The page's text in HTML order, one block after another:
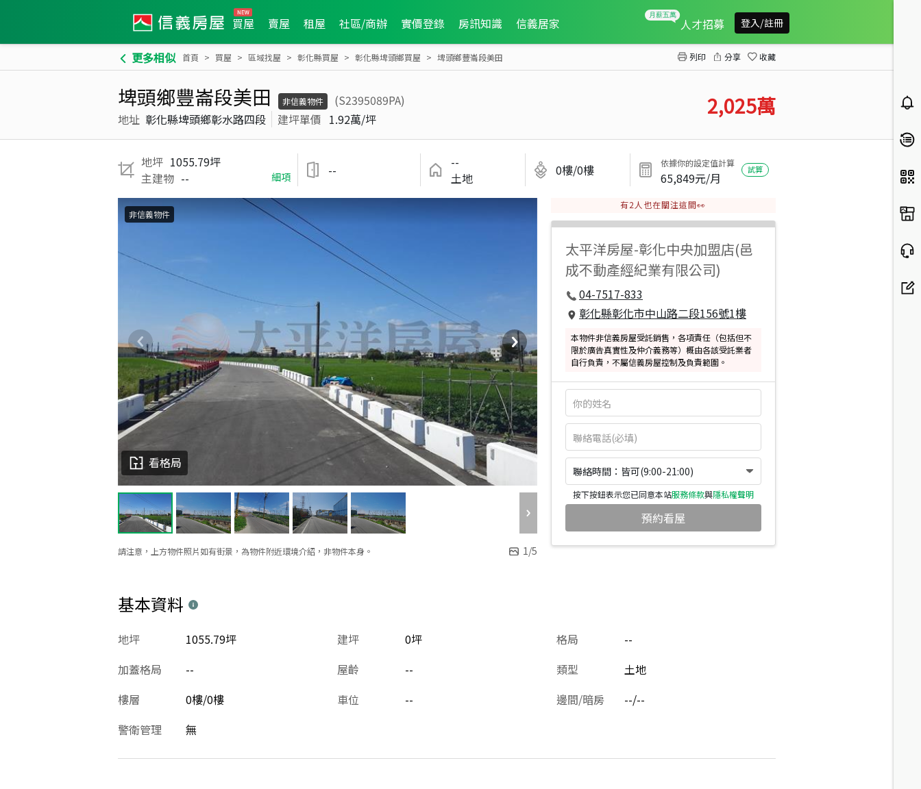
買屋 賣屋 租屋 社區/商辦 實價登錄 房訊知識 信義居家 人才招募 登入/註冊
更多相似 首頁 買屋 區域找屋 彰化縣買屋 彰化縣埤頭鄉買屋 埤頭鄉豐崙段美田 列印 分享 收藏
埤頭鄉豐崙段美田 非信義物件
(S2395089PA)
地址 彰化縣埤頭鄉彰水路四段 建坪單價 1.92萬/坪 2,025萬
地坪 1055.79坪
主建物 -- 細項 --
--
土地
0樓/0樓 依據你的設定值計算
65,849元/月
試算
請注意，上方物件照片如有街景，為物件附近環境介紹，非物件本身。 1/5
看格局
非信義物件
有2 人也在關注這間👀
太平洋房屋-彰化中央加盟店(邑
成不動產經紀業有限公司)
04-7517-833
彰化縣彰化市中山路二段156號1樓
本物件非信義房屋受託銷售，各項責任（包括但不
限於廣告真實性及仲介義務等）概由各該受託業者
自行負責，不屬信義房屋控制及負責範圍。
聯絡時間：皆可(9:00-21:00)
按下按鈕表示您已同意本站服務條款與隱私權聲明
預約看屋
基本資料
建坪 0坪
地坪 1055.79坪 格局
--
加蓋格局
-- 屋齡 -- 類型
土地
樓層
0樓/0樓 車位 -- 邊間/暗房
--/--
警衛管理
無